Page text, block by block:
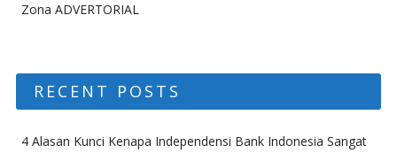
Zona ADVERTORIAL
RECENT POSTS
4 Alasan Kunci Kenapa Independensi Bank Indonesia Sangat